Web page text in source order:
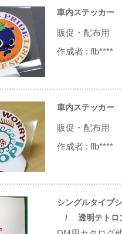
車内ステッカー
販促・配布用
作成者 : flb****
車内ステッカー
販促・配布用
作成者 : flb****
シングルタイプ
/ 透明テトロン